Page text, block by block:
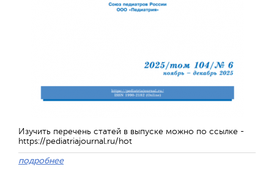
Изучить перечень статей в выпуске можно по ссылке -
https://pediatriajournal.ru/hot
подробнее